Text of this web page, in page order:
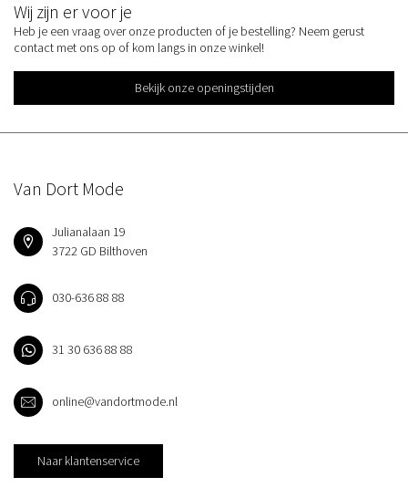
Wij zijn er voor je
Heb je een vraag over onze producten of je bestelling? Neem gerust
contact met ons op of kom langs in onze winkel!
Bekijk onze openingstijden
Van Dort Mode
Julianalaan 19
3722 GD Bilthoven
030-636 88 88
31 30 636 88 88
online@vandortmode.nl
Naar klantenservice